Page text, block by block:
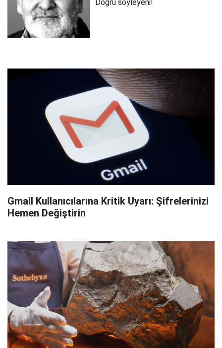
Doğru söyleyeni!
Gmail Kullanıcılarına Kritik Uyarı: Şifrelerinizi
Hemen Değiştirin